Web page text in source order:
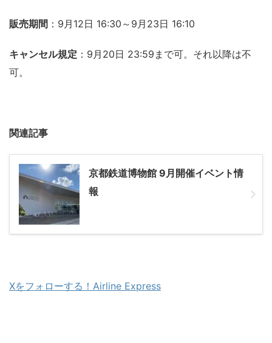
販売期間 ：9月12日 16:30～9月23日 16:10
キャンセル規定 ：9月20日 23:59まで可。それ以降は不
可。
関連記事
京都鉄道博物館 9月開催イベント情
報
Xをフォローする！Airline Express